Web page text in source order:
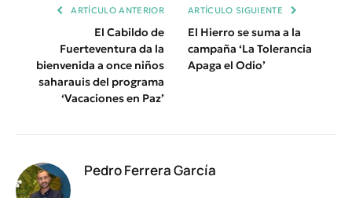
ARTÍCULO ANTERIOR
El Cabildo de
Fuerteventura da la
bienvenida a once niños
saharauis del programa
‘Vacaciones en Paz’
ARTÍCULO SIGUIENTE
El Hierro se suma a la
campaña ‘La Tolerancia
Apaga el Odio’
Pedro Ferrera García